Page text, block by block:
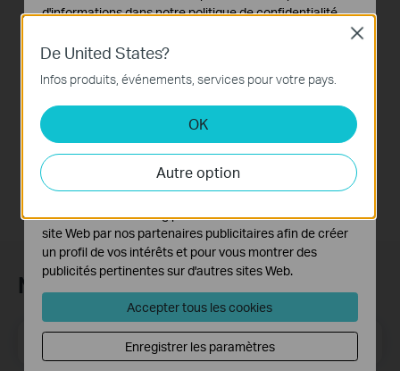
with Festa Products
Based Controller
This video will introduce TP-Link Festa cloud-based networking solution and some basic network configuration.
Newsletter TP-Link
E-mail
De United States?
Infos produits, événements, services pour votre pays.
OK
Autre option
Close
d'informations dans notrepolitique de confidentialité.
Ces cookies sont nécessaires au fonctionnement du
site Web et ne peuvent pas être désactivés dans vos
Cookies d'analyse et marketing
Les cookies d'analyse nous permettent d'analyser vos
activités sur notre site Web pour améliorer et ajuster les
fonctionnalités de notre site Web.
Les cookies marketing peuvent être définis via notre
site Web par nos partenaires publicitaires afin de créer
un profil de vos intérêts et pour vous montrer des
publicités pertinentes sur d'autres sites Web.
Accepter tous les cookies
Enregistrer les paramètres